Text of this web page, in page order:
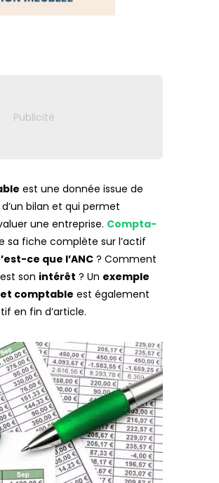
est une donnée issue de
bilan et qui permet
une entreprise. Compta-
sa fiche complète sur l’actif
ce que l’ANC ? Comment
son intérêt ? Un exemple
comptable est également
en fin d’article.